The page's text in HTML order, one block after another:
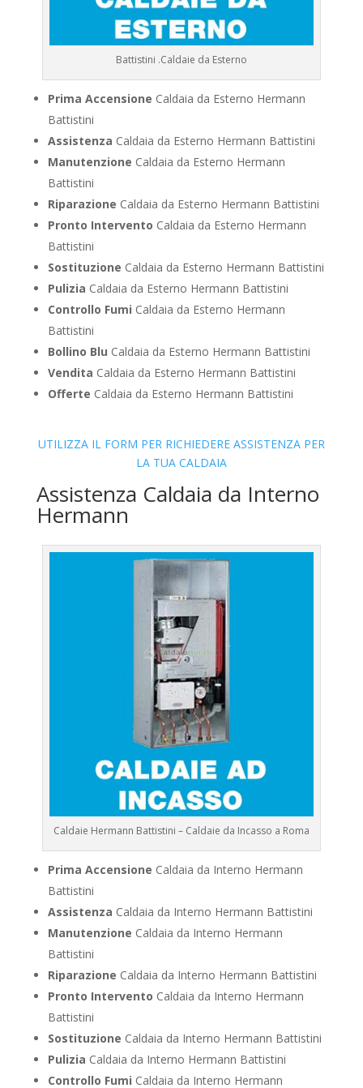
Battistini .Caldaie da Esterno
Prima Accensione Caldaia da Esterno Hermann
Battistini
Assistenza Caldaia da Esterno Hermann Battistini
Manutenzione Caldaia da Esterno Hermann
Battistini
Riparazione Caldaia da Esterno Hermann Battistini
Pronto Intervento Caldaia da Esterno Hermann
Battistini
Sostituzione Caldaia da Esterno Hermann Battistini
Pulizia Caldaia da Esterno Hermann Battistini
Controllo Fumi Caldaia da Esterno Hermann
Battistini
Bollino Blu Caldaia da Esterno Hermann Battistini
Vendita Caldaia da Esterno Hermann Battistini
Offerte Caldaia da Esterno Hermann Battistini
UTILIZZA IL FORM PER RICHIEDERE ASSISTENZA PER
LA TUA CALDAIA
Assistenza Caldaia da Interno
Hermann
Caldaie Hermann Battistini – Caldaie da Incasso a Roma
Prima Accensione Caldaia da Interno Hermann
Battistini
Assistenza Caldaia da Interno Hermann Battistini
Manutenzione Caldaia da Interno Hermann
Battistini
Riparazione Caldaia da Interno Hermann Battistini
Pronto Intervento Caldaia da Interno Hermann
Battistini
Sostituzione Caldaia da Interno Hermann Battistini
Pulizia Caldaia da Interno Hermann Battistini
Controllo Fumi Caldaia da Interno Hermann